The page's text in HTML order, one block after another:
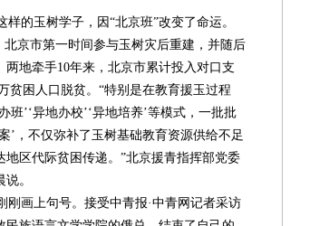
的玉树学子，因“北京班”改变了命运。
京市第一时间参与玉树灾后重建，并随后
地牵手10年来，北京市累计投入对口支
贫困人口脱贫。“特别是在教育援玉过程
’‘异地办校’‘异地培养’等模式，一批批
’，不仅弥补了玉树基础教育资源供给不足
区代际贫困传递。”北京援青指挥部党委
。
画上句号。接受中青报·中青网记者采访